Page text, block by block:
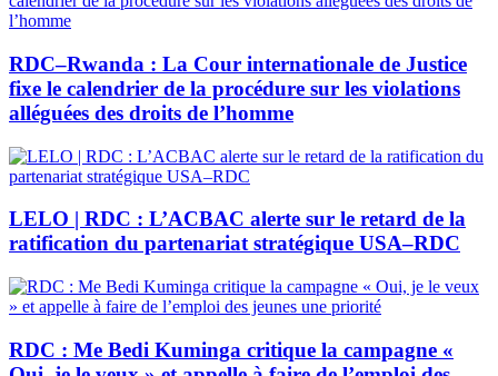
RDC–Rwanda : La Cour internationale de Justice
fixe le calendrier de la procédure sur les violations
alléguées des droits de l’homme
LELO | RDC : L’ACBAC alerte sur le retard de la
ratification du partenariat stratégique USA–RDC
RDC : Me Bedi Kuminga critique la campagne «